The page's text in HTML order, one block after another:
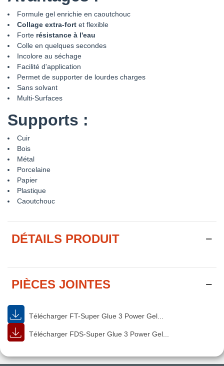
Formule gel enrichie en caoutchouc
Collage extra-fort et flexible
Forte résistance à l'eau
Colle en quelques secondes
Incolore au séchage
Facilité d'application
Permet de supporter de lourdes charges
Sans solvant
Multi-Surfaces
Supports :
Cuir
Bois
Métal
Porcelaine
Papier
Plastique
Caoutchouc
DÉTAILS PRODUIT
PIÈCES JOINTES
Télécharger FT-Super Glue 3 Power Gel...
Télécharger FDS-Super Glue 3 Power Gel...